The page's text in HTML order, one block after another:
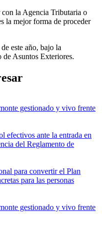
la Agencia Tributaria o
la mejor forma de proceder
este año, bajo la
de Asuntos Exteriores.
gestionado y vivo frente
efectivos ante la entrada en
del Reglamento de
para convertir el Plan
para las personas
gestionado y vivo frente